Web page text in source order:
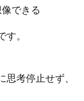
できる
。
考停止せず、